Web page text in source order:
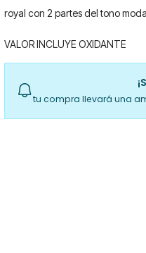
royal con 2 partes del tono
VALOR INCLUYE OXIDANTE
tu compra llevará una